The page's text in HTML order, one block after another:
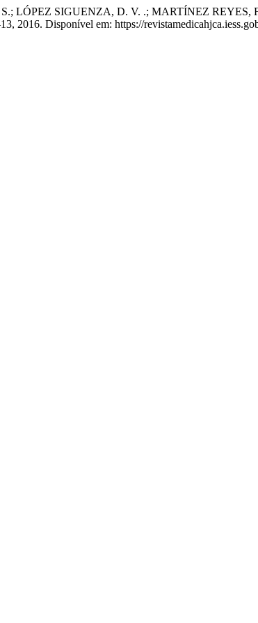
SIGUENZA, D. V. .; MARTÍNEZ REYES, F.
2016. Disponível em: https://